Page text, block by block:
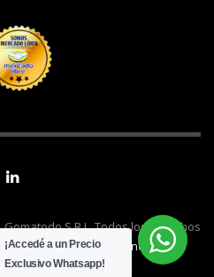
Gomatodo S.R.L. Todos los derechos
| Realizado por
cónclave.
¡Accedé a un Precio
Exclusivo Whatsapp!